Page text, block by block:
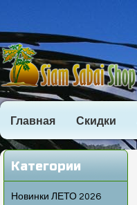
Главная Скидки
Категории
Новинки ЛЕТО 2026